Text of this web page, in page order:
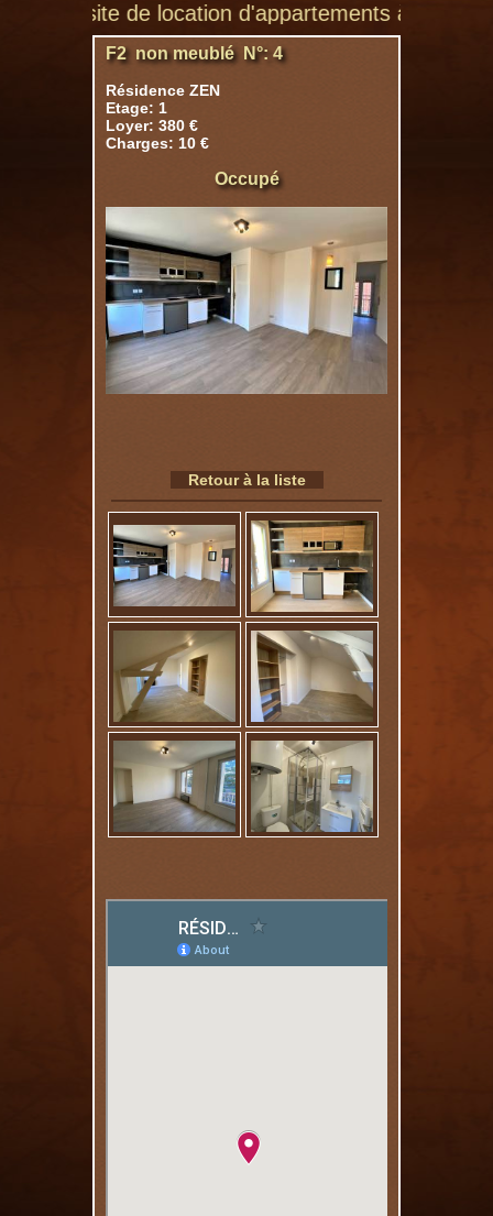
site de location d'appartements à Montluçon
F2 non meublé N°: 4
Résidence ZEN
Etage: 1
Loyer: 380 €
Charges: 10 €
Occupé
Retour à la liste